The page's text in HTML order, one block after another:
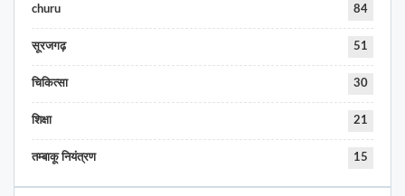
churu 84
सूरजगढ़ 51
चिकित्सा 30
शिक्षा 21
तम्बाकू नियंत्रण 15